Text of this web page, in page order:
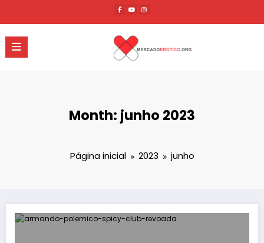
o
conteúdo
Month: junho 2023
Página inicial 2023 junho